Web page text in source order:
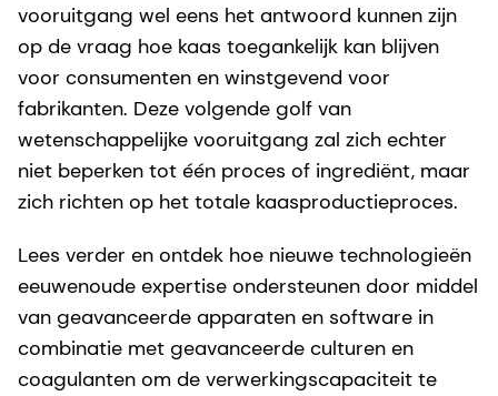
vooruitgang wel eens het antwoord kunnen zijn
op de vraag hoe kaas toegankelijk kan blijven
voor consumenten en winstgevend voor
fabrikanten. Deze volgende golf van
wetenschappelijke vooruitgang zal zich echter
niet beperken tot één proces of ingrediënt, maar
zich richten op het totale kaasproductieproces.
Lees verder en ontdek hoe nieuwe technologieën
eeuwenoude expertise ondersteunen door middel
van geavanceerde apparaten en software in
combinatie met geavanceerde culturen en
coagulanten om de verwerkingscapaciteit te